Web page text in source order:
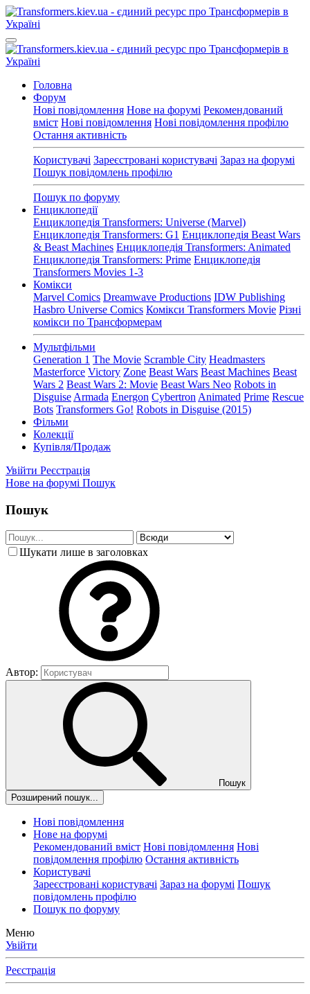
Головна
Форум
Нові повідомлення Нове на форумі Рекомендований
вміст Нові повідомлення Нові повідомлення профілю
Остання активність
Користувачі Зареєстровані користувачі Зараз на форумі
Пошук повідомлень профілю
Пошук по форуму
Енциклопедії
Енциклопедія Transformers: Universe (Marvel)
Енциклопедія Transformers: G1 Енциклопедія Beast Wars
& Beast Machines Енциклопедія Transformers: Animated
Енциклопедія Transformers: Prime Енциклопедія
Transformers Movies 1-3
Комікси
Marvel Comics Dreamwave Productions IDW Publishing
Hasbro Universe Comics Комікси Transformers Movie Різні
комікси по Трансформерам
Мультфільми
Generation 1 The Movie Scramble City Headmasters
Masterforce Victory Zone Beast Wars Beast Machines Beast
Wars 2 Beast Wars 2: Movie Beast Wars Neo Robots in
Disguise Armada Energon Cybertron Animated Prime Rescue
Bots Transformers Go! Robots in Disguise (2015)
Фільми
Колекції
Купівля/Продаж
Увійти Реєстрація
Нове на форумі Пошук
Пошук
Шукати лише в заголовках
Автор:
Пошук
Розширений пошук...
Нові повідомлення
Нове на форумі
Рекомендований вміст Нові повідомлення Нові
повідомлення профілю Остання активність
Користувачі
Зареєстровані користувачі Зараз на форумі Пошук
повідомлень профілю
Пошук по форуму
Меню
Увійти
Реєстрація